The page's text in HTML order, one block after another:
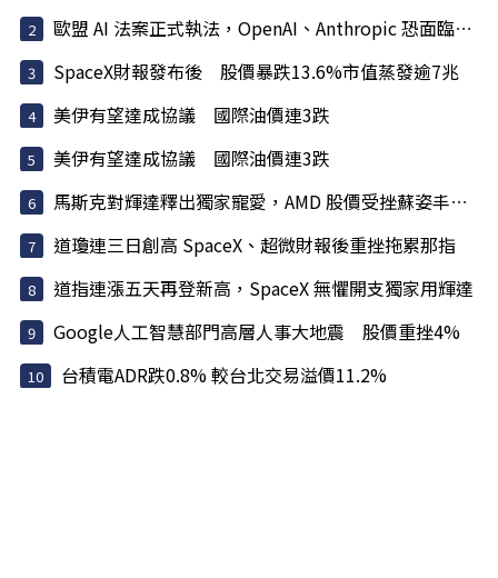
歐盟 AI 法案正式執法，OpenAI、Anthropic 恐面臨天價罰款
SpaceX財報發布後 股價暴跌13.6%市值蒸發逾7兆
美伊有望達成協議 國際油價連3跌
美伊有望達成協議 國際油價連3跌
馬斯克對輝達釋出獨家寵愛，AMD 股價受挫蘇姿丰淡定回應
道瓊連三日創高 SpaceX、超微財報後重挫拖累那指
道指連漲五天再登新高，SpaceX 無懼開支獨家用輝達
Google人工智慧部門高層人事大地震 股價重挫4%
台積電ADR跌0.8% 較台北交易溢價11.2%